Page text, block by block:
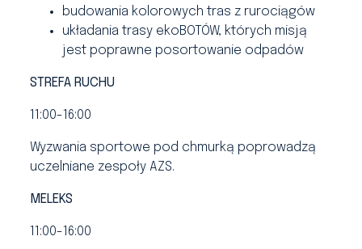
budowania kolorowych tras z rurociągów
układania trasy ekoBOTÓW, których misją
jest poprawne posortowanie odpadów
STREFA RUCHU
11:00-16:00
Wyzwania sportowe pod chmurką poprowadzą
uczelniane zespoły AZS.
MELEKS
11:00-16:00